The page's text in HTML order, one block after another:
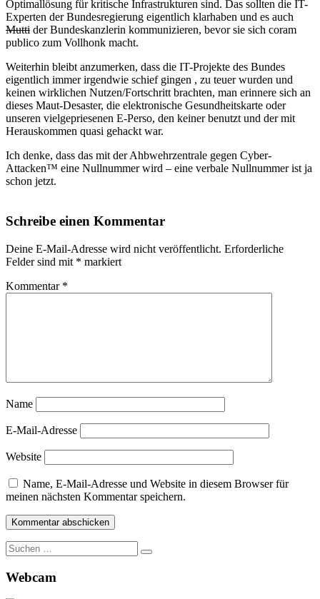
Optimallösung für kritische Infrastrukturen sind. Das sollten die IT-
Experten der Bundesregierung eigentlich klarhaben und es auch
Mutti der Bundeskanzlerin kommunizieren, bevor sie sich coram
publico zum Vollhonk macht.
Weiterhin bleibt anzumerken, dass die IT-Projekte des Bundes
eigentlich immer irgendwie schief gingen , zu teuer wurden und
keinen wirklichen Nutzen/Fortschritt brachten, man erinnere sich an
dieses Maut-Desaster, die elektronische Gesundheitskarte oder
unseren vielgepriesenen E-Perso, den keiner benutzt und der mit
Herauskommen quasi gehackt war.
Ich denke, dass das mit der Ahbwehrzentrale gegen Cyber-
Attacken™ eine Nullnummer wird – eine verbale Nullnummer ist ja
schon jetzt.
Schreibe einen Kommentar
Deine E-Mail-Adresse wird nicht veröffentlicht. Erforderliche
Felder sind mit * markiert
Kommentar *
Name
E-Mail-Adresse
Website
Name, E-Mail-Adresse und Website in diesem Browser für
meinen nächsten Kommentar speichern.
Suche
nach:
Webcam